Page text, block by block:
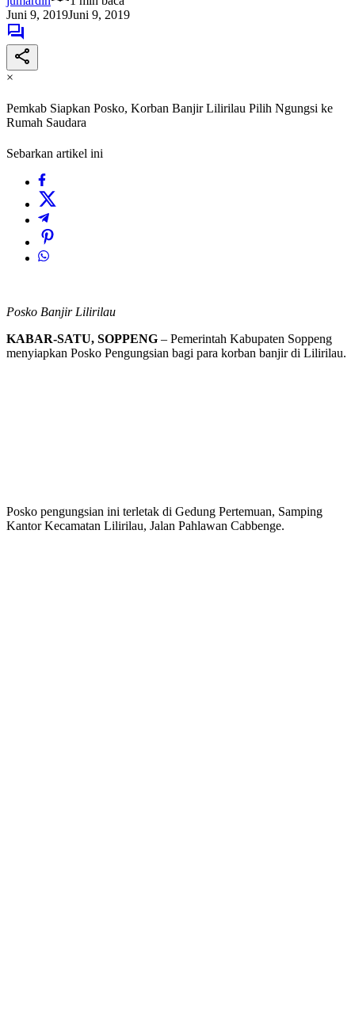
Juni 9, 2019Juni 9, 2019
×
Pemkab Siapkan Posko, Korban Banjir Lilirilau Pilih Ngungsi ke
Rumah Saudara
Sebarkan artikel ini
Posko Banjir Lilirilau
KABAR-SATU, SOPPENG – Pemerintah Kabupaten Soppeng
menyiapkan Posko Pengungsian bagi para korban banjir di Lilirilau.
Posko pengungsian ini terletak di Gedung Pertemuan, Samping
Kantor Kecamatan Lilirilau, Jalan Pahlawan Cabbenge.